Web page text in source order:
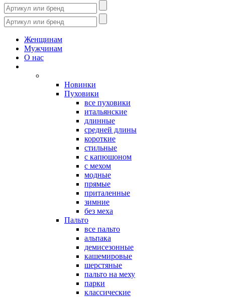
Женщинам
Мужчинам
О нас
Новинки
Пуховики
все пуховики
итальянские
длинные
средней длины
короткие
стильные
с капюшоном
с мехом
модные
прямые
приталенные
зимние
без меха
Пальто
все пальто
альпака
демисезонные
кашемировые
шерстяные
пальто на меху
парки
классические